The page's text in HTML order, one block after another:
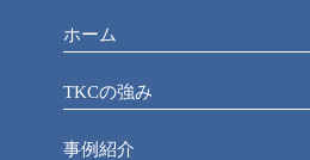
ホーム
TKCの強み
事例紹介